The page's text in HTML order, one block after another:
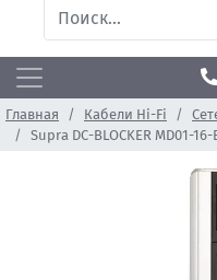
Главная Кабели Hi-Fi
Supra DC-BLOCKER MD01-16-